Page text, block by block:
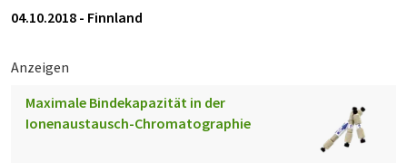
04.10.2018 - Finnland
Anzeigen
Maximale Bindekapazität in der
Ionenaustausch-Chromatographie